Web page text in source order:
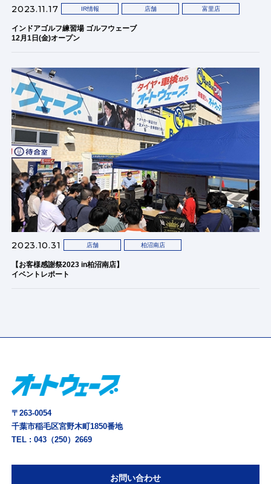
2023.11.17 IR情報 店舗 富里店
インドアゴルフ練習場 ゴルフウェーブ
12月1日(金)オープン
2023.10.31 店舗 柏沼南店
【お客様感謝祭2023 in柏沼南店】
イベントレポート
〒263-0054
千葉市稲毛区宮野木町1850番地
TEL :043（250）2669
お問い合わせ